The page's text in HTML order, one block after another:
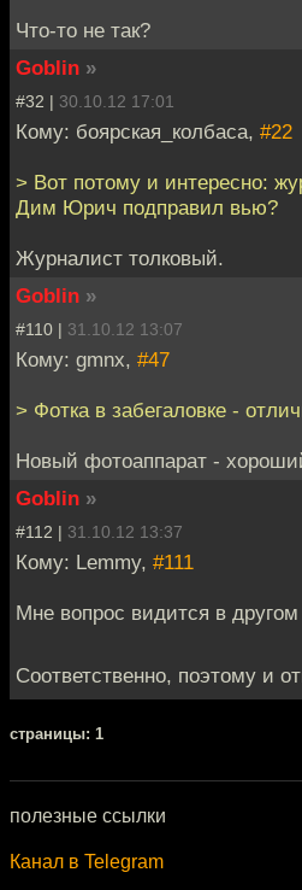
Что-то не так?
Goblin »
#32 | 30.10.12 17:01
Кому: боярская_колбаса, #22
> Вот потому и интересно:
Дим Юрич подправил вью?
Журналист толковый.
Goblin »
#110 | 31.10.12 13:07
Кому: gmnx, #47
> Фотка в забегаловке -
Новый фотоаппарат -
Goblin »
#112 | 31.10.12 13:37
Кому: Lemmy, #111
Мне вопрос видится в другом
Соответственно, поэтому и
cтраницы: 1
полезные ссылки
Канал в Telegram